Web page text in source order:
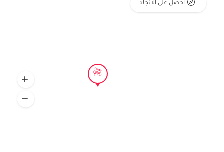
احصل على الاتجاه